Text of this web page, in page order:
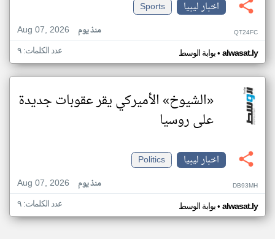
اخبار ليبيا
Sports
Aug 07, 2026
منذ يوم QT24FC
بوابة الوسط• alwasat.ly عدد الكلمات: ٩
«الشيوخ» الأميركي يقر عقوبات جديدة
على روسيا
اخبار ليبيا
Politics
Aug 07, 2026
منذ يوم DB93MH
بوابة الوسط• alwasat.ly عدد الكلمات: ٩